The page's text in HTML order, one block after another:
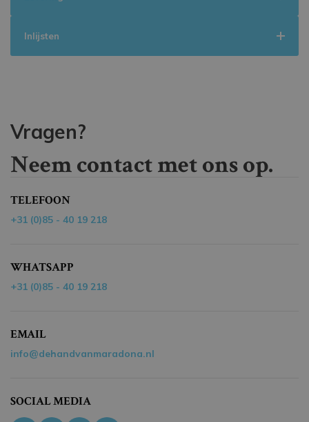
Inlijsten
Vragen?
Neem contact met ons op.
TELEFOON
+31 (0)85 - 40 19 218
WHATSAPP
+31 (0)85 - 40 19 218
EMAIL
info@dehandvanmaradona.nl
SOCIAL MEDIA